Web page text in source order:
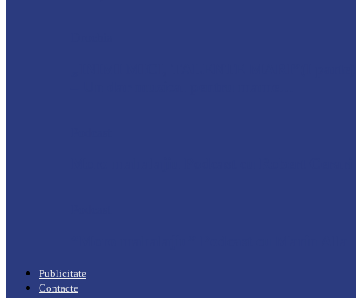
Publicitate
Contacte